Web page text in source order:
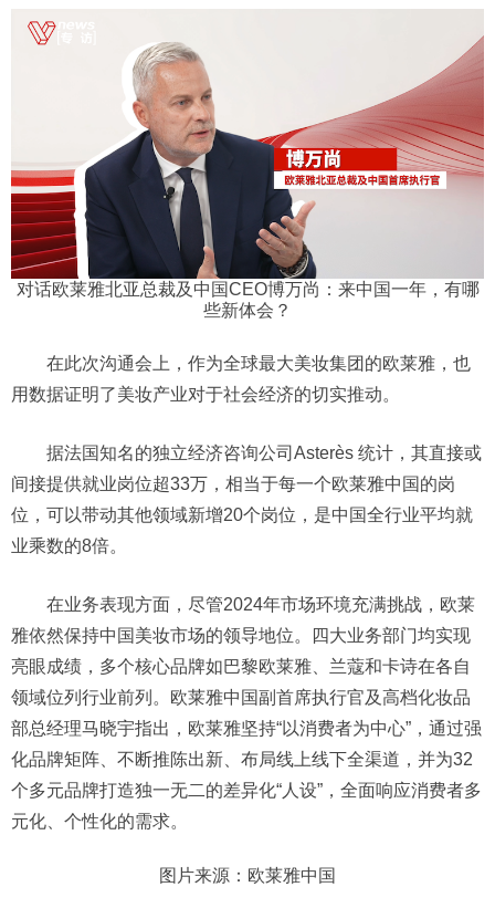
对话欧莱雅北亚总裁及中国CEO博万尚：来中国一年，有哪
些新体会？
在此次沟通会上，作为全球最大美妆集团的欧莱雅，也
用数据证明了美妆产业对于社会经济的切实推动。
据法国知名的独立经济咨询公司Asterès 统计，其直接或
间接提供就业岗位超33万，相当于每一个欧莱雅中国的岗
位，可以带动其他领域新增20个岗位，是中国全行业平均就
业乘数的8倍。
在业务表现方面，尽管2024年市场环境充满挑战，欧莱
雅依然保持中国美妆市场的领导地位。四大业务部门均实现
亮眼成绩，多个核心品牌如巴黎欧莱雅、兰蔻和卡诗在各自
领域位列行业前列。欧莱雅中国副首席执行官及高档化妆品
部总经理马晓宇指出，欧莱雅坚持“以消费者为中心”，通过强
化品牌矩阵、不断推陈出新、布局线上线下全渠道，并为32
个多元品牌打造独一无二的差异化“人设”，全面响应消费者多
元化、个性化的需求。
图片来源：欧莱雅中国